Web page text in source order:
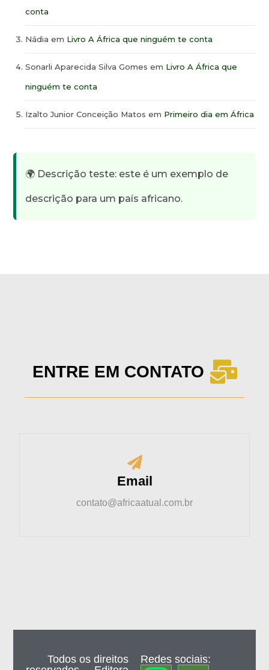
conta
Nádia em Livro A África que ninguém te conta
Sonarli Aparecida Silva Gomes em Livro A África que
ninguém te conta
Izalto Junior Conceição Matos em Primeiro dia em África
🌍 Descrição teste: este é um exemplo de
descrição para um país africano.
ENTRE EM CONTATO
Email
contato@africaatual.com.br
Todos os direitos
Redes sociais: